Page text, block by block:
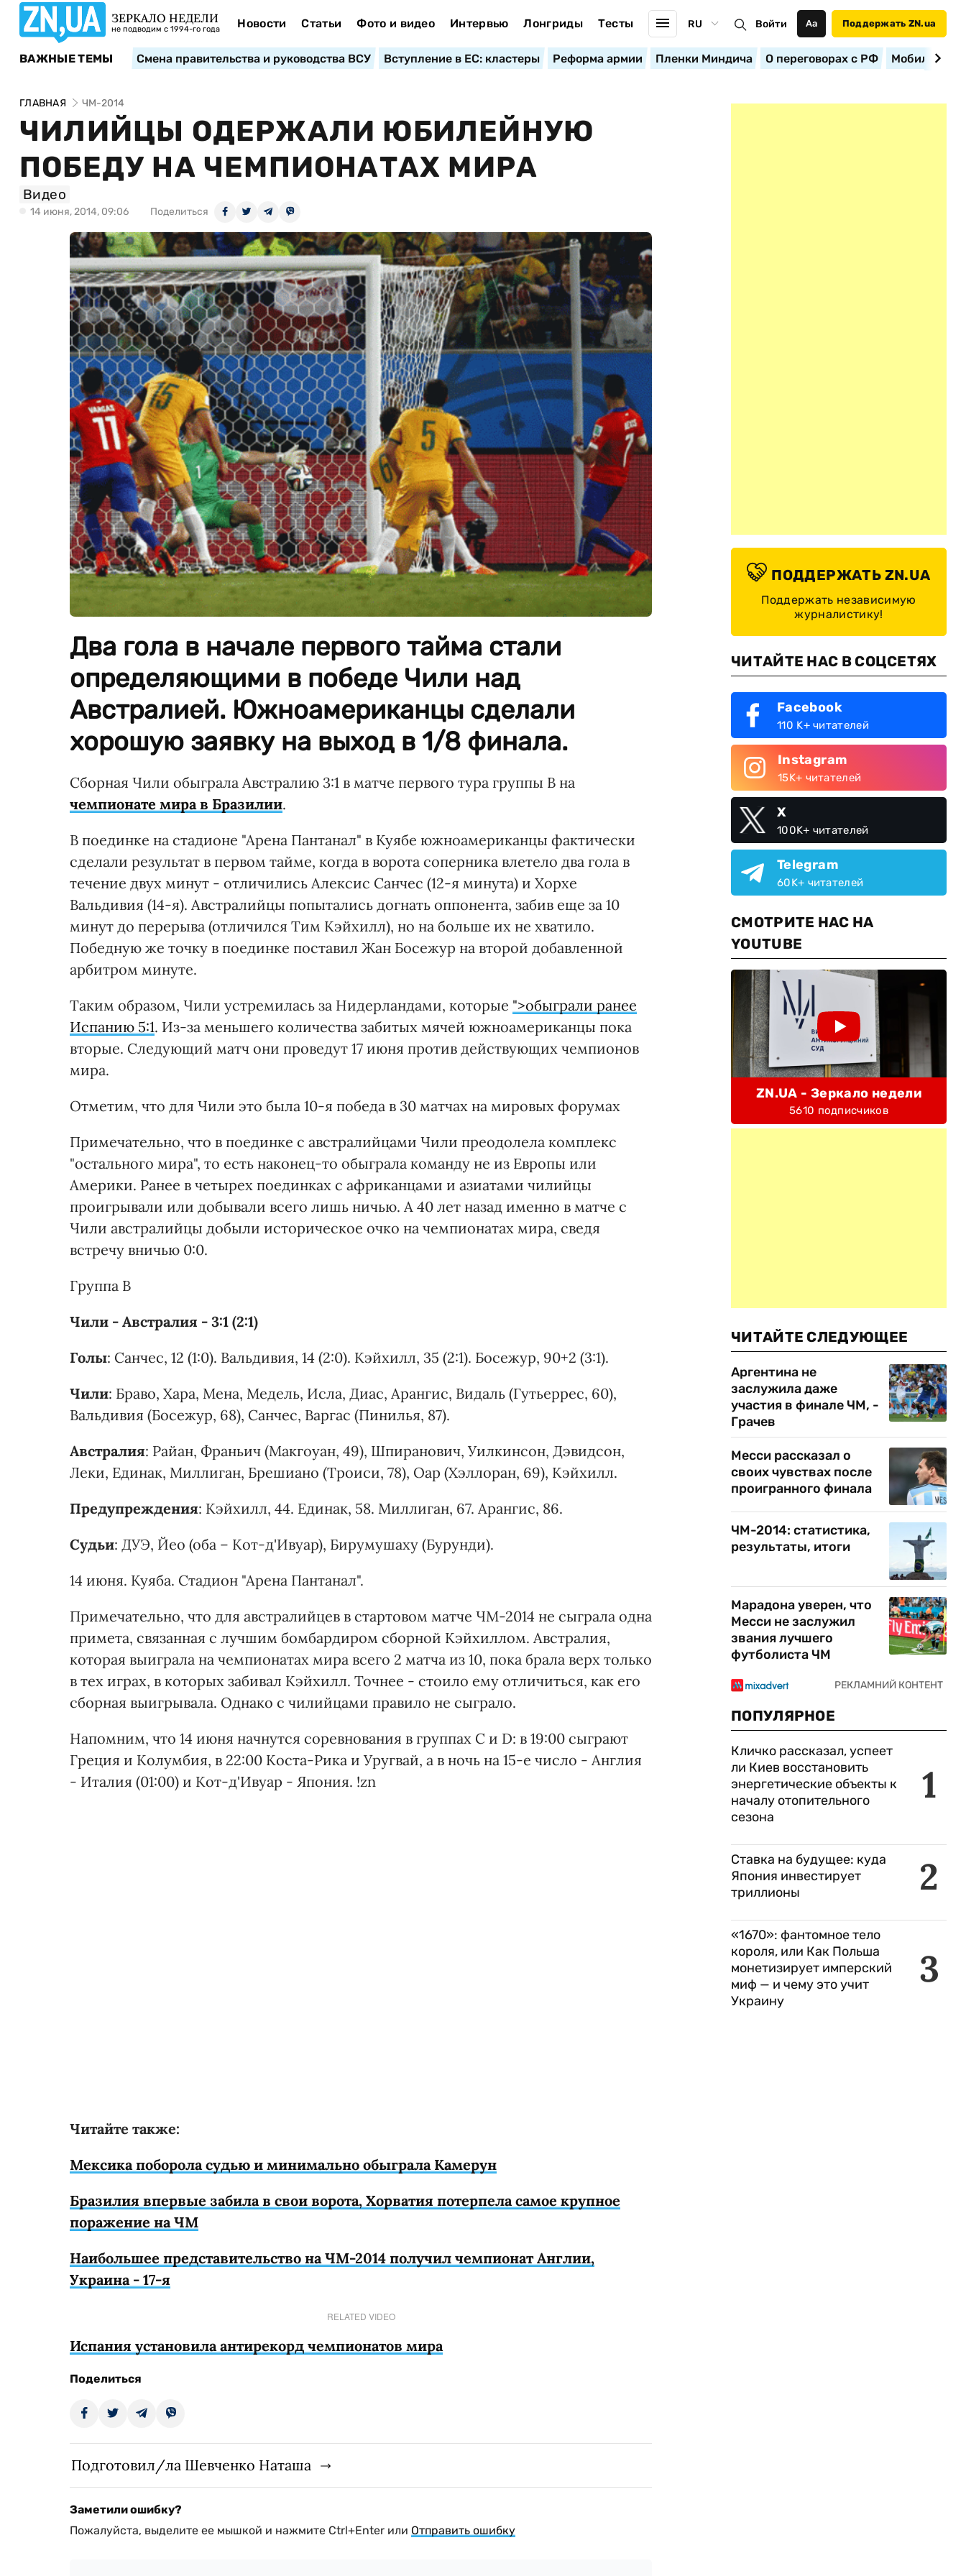
ЗЕРКАЛО НЕДЕЛИ
не подводим с 1994-го года Новости Статьи Фото и видео Интервью Лонгриды Тесты RU Войти Аа Поддержать ZN.ua
ВАЖНЫЕ ТЕМЫ Смена правительства и руководства ВСУ Вступление в ЕС: кластеры Реформа армии Пленки Миндича О переговорах с РФ
ГЛАВНАЯ ЧМ-2014
ЧИЛИЙЦЫ ОДЕРЖАЛИ ЮБИЛЕЙНУЮ
ПОБЕДУ НА ЧЕМПИОНАТАХ МИРА
Видео
14 июня, 2014, 09:06 Поделиться
Два гола в начале первого тайма стали
определяющими в победе Чили над
Австралией. Южноамериканцы сделали
хорошую заявку на выход в 1/8 финала.
Сборная Чили обыграла Австралию 3:1 в матче первого тура группы В на
чемпионате мира в Бразилии.
В поединке на стадионе "Арена Пантанал" в Куябе южноамериканцы фактически
сделали результат в первом тайме, когда в ворота соперника влетело два гола в
течение двух минут - отличились Алексис Санчес (12-я минута) и Хорхе
Вальдивия (14-я). Австралийцы попытались догнать оппонента, забив еще за 10
минут до перерыва (отличился Тим Кэйхилл), но на больше их не хватило.
Победную же точку в поединке поставил Жан Босежур на второй добавленной
арбитром минуте.
Таким образом, Чили устремилась за Нидерландами, которые ">обыграли ранее
Испанию 5:1. Из-за меньшего количества забитых мячей южноамериканцы пока
вторые. Следующий матч они проведут 17 июня против действующих чемпионов
мира.
Отметим, что для Чили это была 10-я победа в 30 матчах на мировых форумах
Примечательно, что в поединке с австралийцами Чили преодолела комплекс
"остального мира", то есть наконец-то обыграла команду не из Европы или
Америки. Ранее в четырех поединках с африканцами и азиатами чилийцы
проигрывали или добывали всего лишь ничью. А 40 лет назад именно в матче с
Чили австралийцы добыли историческое очко на чемпионатах мира, сведя
встречу вничью 0:0.
Группа B
Чили - Австралия - 3:1 (2:1)
Голы: Санчес, 12 (1:0). Вальдивия, 14 (2:0). Кэйхилл, 35 (2:1). Босежур, 90+2 (3:1).
Чили: Браво, Хара, Мена, Медель, Исла, Диас, Арангис, Видаль (Гутьеррес, 60),
Вальдивия (Босежур, 68), Санчес, Варгас (Пинилья, 87).
Австралия: Райан, Франьич (Макгоуан, 49), Шпиранович, Уилкинсон, Дэвидсон,
Леки, Единак, Миллиган, Брешиано (Троиси, 78), Оар (Хэллоран, 69), Кэйхилл.
Предупреждения: Кэйхилл, 44. Единак, 58. Миллиган, 67. Арангис, 86.
Судьи: ДУЭ, Йео (оба – Кот-д'Ивуар), Бирумушаху (Бурунди).
14 июня. Куяба. Стадион "Арена Пантанал".
Примечательно, что для австралийцев в стартовом матче ЧМ-2014 не сыграла одна
примета, связанная с лучшим бомбардиром сборной Кэйхиллом. Австралия,
которая выиграла на чемпионатах мира всего 2 матча из 10, пока брала верх только
в тех играх, в которых забивал Кэйхилл. Точнее - стоило ему отличиться, как его
сборная выигрывала. Однако с чилийцами правило не сыграло.
Напомним, что 14 июня начнутся соревнования в группах С и D: в 19:00 сыграют
Греция и Колумбия, в 22:00 Коста-Рика и Уругвай, а в ночь на 15-е число - Англия
- Италия (01:00) и Кот-д'Ивуар - Япония. !zn
Читайте также:
Мексика поборола судью и минимально обыграла Камерун
Бразилия впервые забила в свои ворота, Хорватия потерпела самое крупное
поражение на ЧМ
Наибольшее представительство на ЧМ-2014 получил чемпионат Англии,
Украина - 17-я
RELATED VIDEO
Испания установила антирекорд чемпионатов мира
Поделиться
Подготовил/ла Шевченко Наташа
Заметили ошибку?
Пожалуйста, выделите ее мышкой и нажмите Ctrl+Enter или Отправить ошибку
ПОДДЕРЖАТЬ ZN.UA
Поддержать независимую
журналистику!
ЧИТАЙТЕ НАС В СОЦСЕТЯХ
Facebook
110 K+ читателей
Instagram
15K+ читателей
X
100K+ читателей
Telegram
60K+ читателей
СМОТРИТЕ НАС НА
YOUTUBE
ZN.UA - Зеркало недели
5610 подписчиков
ЧИТАЙТЕ СЛЕДУЮЩЕЕ
Аргентина не
заслужила даже
участия в финале ЧМ, -
Грачев
Месси рассказал о
своих чувствах после
проигранного финала
ЧМ-2014: статистика,
результаты, итоги
Марадона уверен, что
Месси не заслужил
звания лучшего
футболиста ЧМ
ПОПУЛЯРНОЕ
1
Кличко рассказал, успеет
ли Киев восстановить
энергетические объекты к
началу отопительного
сезона
2
Ставка на будущее: куда
Япония инвестирует
триллионы
3
«1670»: фантомное тело
короля, или Как Польша
монетизирует имперский
миф — и чему это учит
Украину